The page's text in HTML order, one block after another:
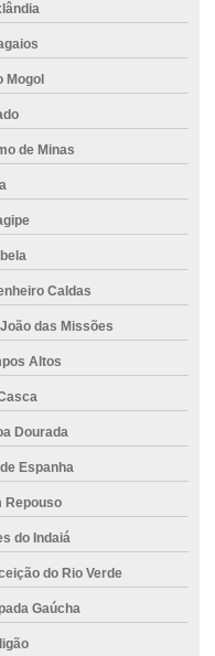
Mogol
de Minas
Caldas
das Missões
Altos
Dourada
Espanha
Repouso
do Indaiá
do Rio Verde
Gaúcha